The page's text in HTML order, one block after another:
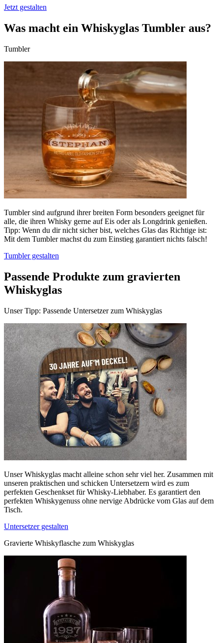
Jetzt gestalten
Was macht ein Whiskyglas Tumbler aus?
Tumbler
Tumbler sind aufgrund ihrer breiten Form besonders geeignet für
alle, die ihren Whisky gerne auf Eis oder als Longdrink genießen.
Tipp: Wenn du dir nicht sicher bist, welches Glas das Richtige ist:
Mit dem Tumbler machst du zum Einstieg garantiert nichts falsch!
Tumbler gestalten
Passende Produkte zum gravierten
Whiskyglas
Unser Tipp: Passende Untersetzer zum Whiskyglas
Unser Whiskyglas macht alleine schon sehr viel her. Zusammen mit
unseren praktischen und schicken Untersetzern wird es zum
perfekten Geschenkset für Whisky-Liebhaber. Es garantiert den
perfekten Whiskygenuss ohne nervige Abdrücke vom Glas auf dem
Tisch.
Untersetzer gestalten
Gravierte Whiskyflasche zum Whiskyglas